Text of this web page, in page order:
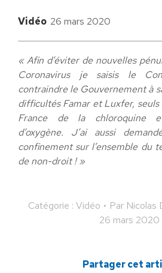
Vidéo 26 mars 2020
« Afin d’éviter de nouvelles
Coronavirus je saisis le
contraindre le Gouvernement à
difficultés Famar et Luxfer,
France de la chloroquine
d’oxygène. J’ai aussi
confinement sur l’ensemble du
de non-droit ! »​
Catégorie : Vidéo Par Nicolas
26 mars 2020
Partager cet